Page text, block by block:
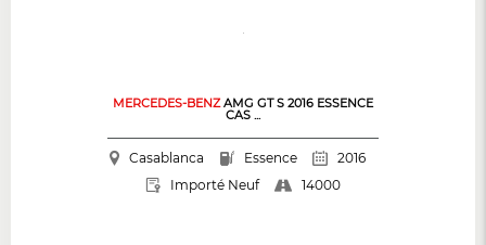
MERCEDES-BENZAMG GT S 2016 ESSENCE
CAS ...
Casablanca Essence
2016
Importé Neuf
14000